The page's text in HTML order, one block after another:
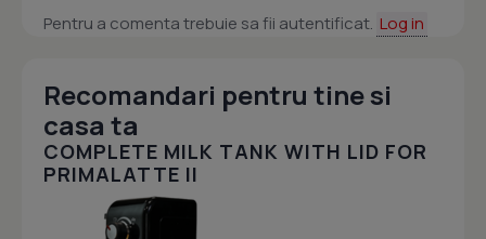
Pentru a comenta trebuie sa fii autentificat. Log in
Recomandari pentru tine si
casa ta
COMPLETE MILK TANK WITH LID FOR
PRIMALATTE II